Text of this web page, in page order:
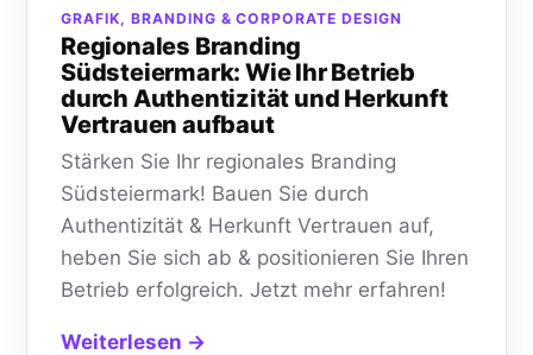
GRAFIK, BRANDING & CORPORATE DESIGN
Regionales Branding
Südsteiermark: Wie Ihr Betrieb
durch Authentizität und Herkunft
Vertrauen aufbaut
Stärken Sie Ihr regionales Branding
Südsteiermark! Bauen Sie durch
Authentizität & Herkunft Vertrauen auf,
heben Sie sich ab & positionieren Sie Ihren
Betrieb erfolgreich. Jetzt mehr erfahren!
Weiterlesen →